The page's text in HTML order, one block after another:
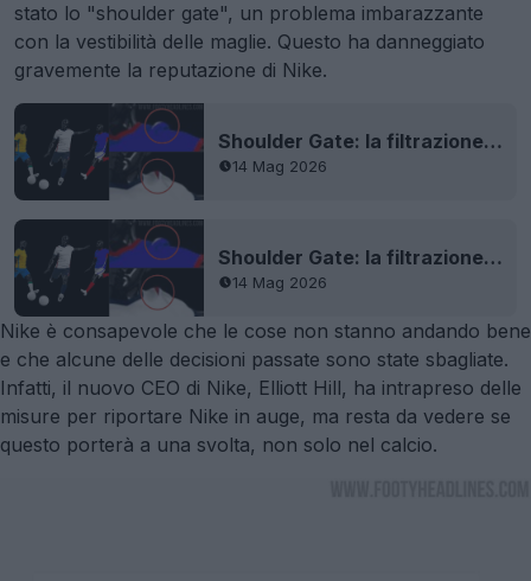
stato lo "shoulder gate", un problema imbarazzante
con la vestibilità delle maglie. Questo ha danneggiato
gravemente la reputazione di Nike.
Shoulder Gate: la filtrazione dei prototipi della Nike per i Mondiali 2026 rivela i primi problemi alle spalle
14 Mag 2026
Shoulder Gate: la filtrazione dei prototipi della Nike per i Mondiali 2026 rivela i primi problemi alle spalle
14 Mag 2026
Nike è consapevole che le cose non stanno andando bene
e che alcune delle decisioni passate sono state sbagliate.
Infatti, il nuovo CEO di Nike, Elliott Hill, ha intrapreso delle
misure per riportare Nike in auge, ma resta da vedere se
questo porterà a una svolta, non solo nel calcio.